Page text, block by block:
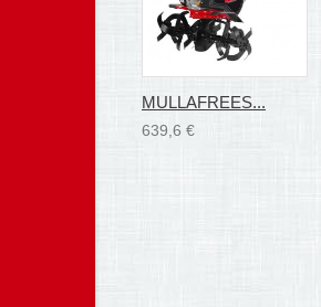
MULLAFREES...
639,6 €